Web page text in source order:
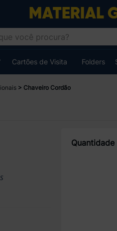
Cartões de Visita Folders
Chaveiro Cordão
Quantidade